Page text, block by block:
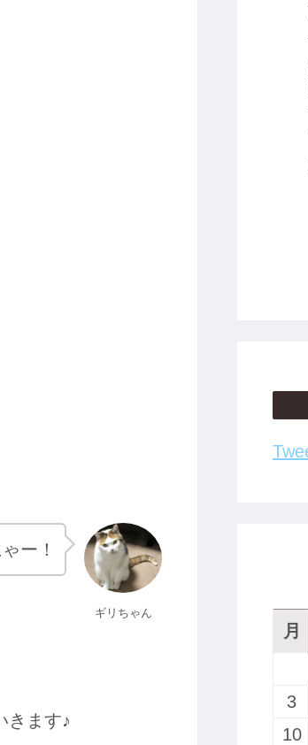
ギリちゃん
ー！
きます♪
月
3
10